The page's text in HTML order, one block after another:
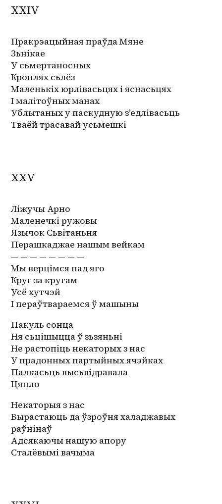
XXIV
Пракрэацыйная праўда Мяне
Зьнікае
У сьмертаносных
Кроплях сьлёз
Маленькіх юрлівасьцях і яснасьцях
І малітоўных манах
Ублытаных у паскудную з’едлівасьць
Тваёй трасавай усьмешкі
XXV
Ліжучы Арно
Маленечкі ружовы
Язычок Сьвітаньня
Перашкаджае нашым вейкам
— — — — — — — —
Мы верцімся пад яго
Круг за кругам
Усё хутчэй
І пераўтвараемся ў машыны
Пакуль сонца
Ня сьцішыцца ў зьзяньні
Не растопіць некаторых з нас
У прадонных партыйных ячэйках
Палкасьць высьвідравала
Цяпло
Некаторыя з нас
Вырастаюць да ўзроўня халаджавых
раўнінаў
Адсякаючы нашую апору
Сталёвымі вачыма